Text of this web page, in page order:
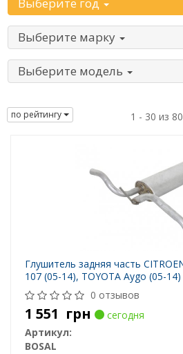
Выберите год
Выберите марку
Выберите модель
по рейтингу 1 - 30 из
Глушитель задняя часть
107 (05-14), TOYOTA Aygo (05-
0 отзывов
1 551 грн
сегодня
Артикул:
BOSAL